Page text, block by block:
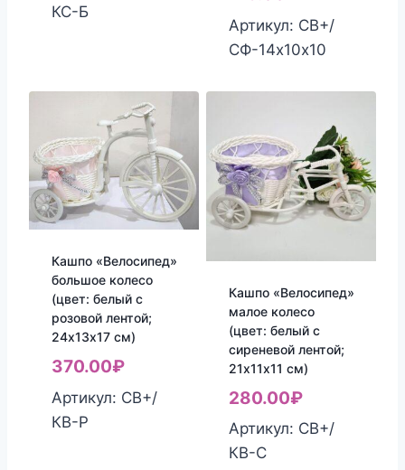
КС-Б
Артикул: СВ+/
СФ-14х10х10
Кашпо «Велосипед»
большое колесо
(цвет: белый с
розовой лентой;
24х13х17 см)
370.00₽
Артикул: СВ+/
КВ-Р
Кашпо «Велосипед»
малое колесо
(цвет: белый с
сиреневой лентой;
21х11х11 см)
280.00₽
Артикул: СВ+/
КВ-С